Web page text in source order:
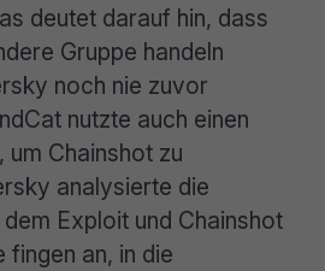
deutet darauf hin, dass
Gruppe handeln
noch nie zuvor
nutzte auch einen
Chainshot zu
analysierte die
Exploit und Chainshot
fingen an, in die